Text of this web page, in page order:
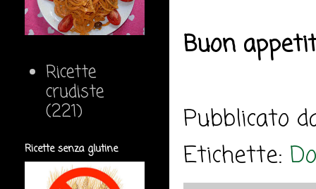
Buon
Pubblicato
Etichette:
Ricette
crudiste
(221)
Ricette senza glutine